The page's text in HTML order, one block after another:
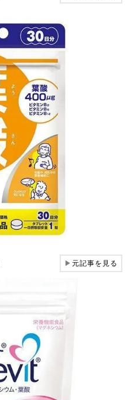
▶元記事を見る